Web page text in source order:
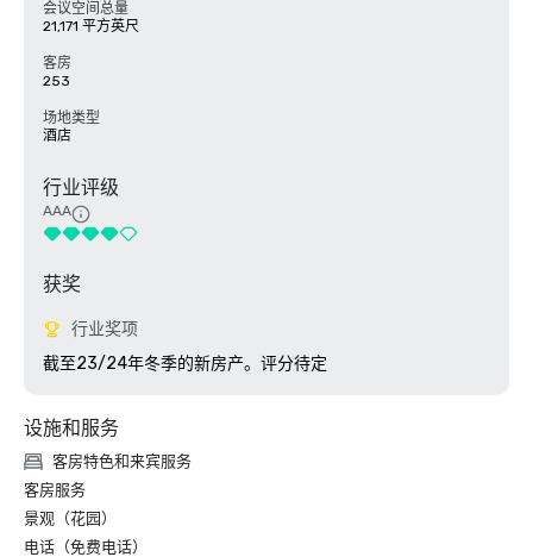
会议空间总量
21,171 平方英尺
客房
253
场地类型
酒店
行业评级
AAA
获奖
行业奖项
截至23/24年冬季的新房产。评分待定
设施和服务
客房特色和来宾服务
客房服务
景观（花园）
电话（免费电话）